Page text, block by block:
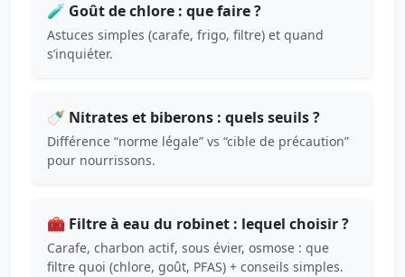
🧪 Goût de chlore : que faire ?
Astuces simples (carafe, frigo, filtre) et quand
s’inquiéter.
🍼 Nitrates et biberons : quels seuils ?
Différence “norme légale” vs “cible de précaution”
pour nourrissons.
🧰 Filtre à eau du robinet : lequel choisir ?
Carafe, charbon actif, sous évier, osmose : que
filtre quoi (chlore, goût, PFAS) + conseils simples.